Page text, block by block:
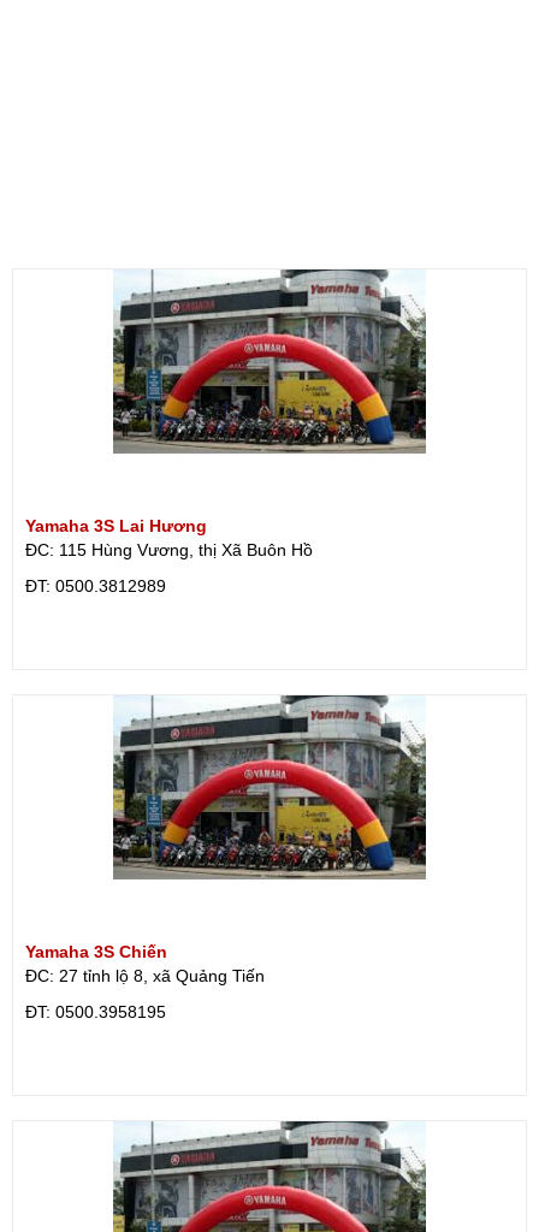
Yamaha 3S Lai Hương
ĐC: 115 Hùng Vương, thị Xã Buôn Hồ
ÐT: 0500.3812989
Yamaha 3S Chiến
ĐC: 27 tỉnh lộ 8, xã Quảng Tiến
ÐT: 0500.3958195